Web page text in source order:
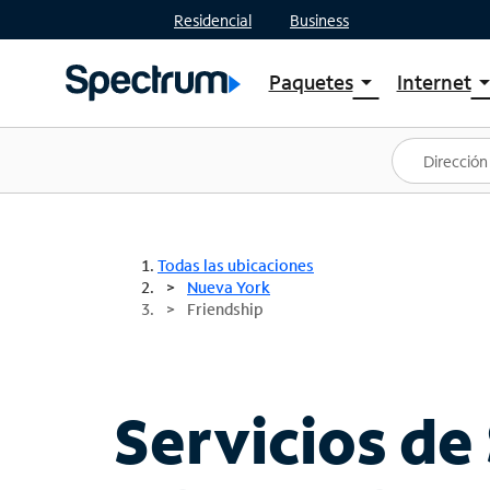
Residencial Business
Paquetesarrow_drop_down
Ver paquetes
Spectrum One
Mejores ofertas
Internetarrow_drop_down
Planes
Todas las ubicaciones
Nueva York
Friendship
Servicios